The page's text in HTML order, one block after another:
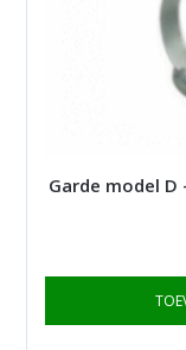
Garde model